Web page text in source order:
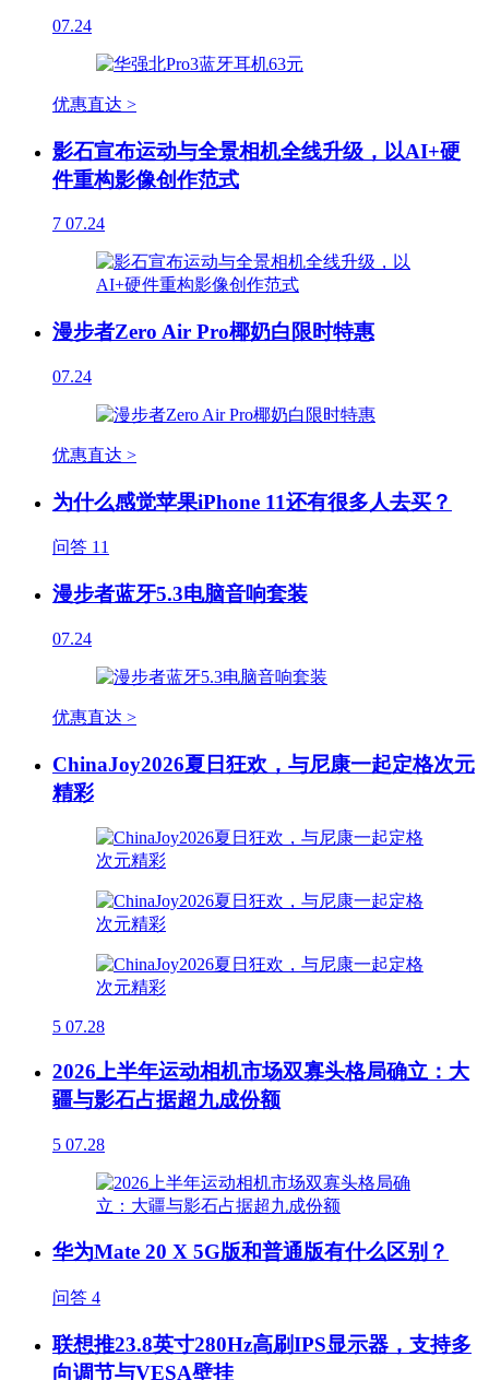
07.24
优惠直达 >
影石宣布运动与全景相机全线升级，以AI+硬
件重构影像创作范式
7 07.24
漫步者Zero Air Pro椰奶白限时特惠
07.24
优惠直达 >
为什么感觉苹果iPhone 11还有很多人去买？
问答 11
漫步者蓝牙5.3电脑音响套装
07.24
优惠直达 >
ChinaJoy2026夏日狂欢，与尼康一起定格次元
精彩
5 07.28
2026上半年运动相机市场双寡头格局确立：大
疆与影石占据超九成份额
5 07.28
华为Mate 20 X 5G版和普通版有什么区别？
问答 4
联想推23.8英寸280Hz高刷IPS显示器，支持多
向调节与VESA壁挂